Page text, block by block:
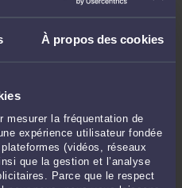
À propos des cookies
mesurer la fréquentation de
expérience utilisateur fondée
(vidéos, réseaux
que la gestion et l’analyse
Parce que le respect
: CE QUE VOUS POUVEZ
Le fait religieux pose, de nos
entreprises. S’il faut respecter la
peut parfois paraître nécessaire d’en
et les responsables des ...Lire la